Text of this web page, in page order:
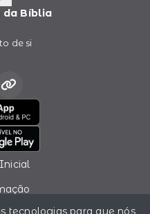
da Bíblia
de si
tecnologias para que nós